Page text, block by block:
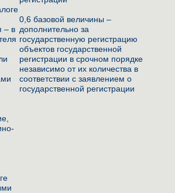
– в
0,6 базовой величины –
дополнительно за
государственную регистрацию
объектов государственной
регистрации в срочном порядке
независимо от их количества в
соответствии с заявлением о
государственной регистрации